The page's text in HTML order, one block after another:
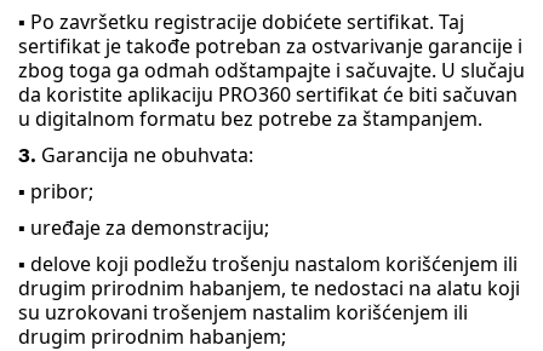
▪ Po završetku registracije dobićete sertifikat. Taj
sertifikat je takođe potreban za ostvarivanje garancije i
zbog toga ga odmah odštampajte i sačuvajte. U slučaju
da koristite aplikaciju PRO360 sertifikat će biti sačuvan
u digitalnom formatu bez potrebe za štampanjem.
3. Garancija ne obuhvata:
▪ pribor;
▪ uređaje za demonstraciju;
▪ delove koji podležu trošenju nastalom korišćenjem ili
drugim prirodnim habanjem, te nedostaci na alatu koji
su uzrokovani trošenjem nastalim korišćenjem ili
drugim prirodnim habanjem;